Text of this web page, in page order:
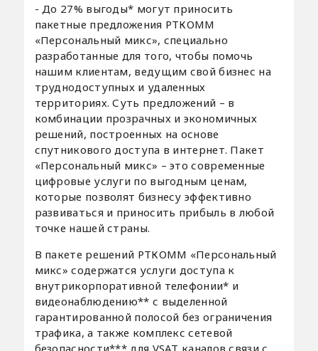
- До 27% выгоды* могут приносить
пакетные предложения РТКОММ
«Персональный микс», специально
разработанные для того, чтобы помочь
нашим клиентам, ведущим свой бизнес на
труднодоступных и удаленных
территориях. Суть предложений – в
комбинации прозрачных и экономичных
решений, построенных на основе
спутникового доступа в интернет. Пакет
«Персональный микс» – это современные
цифровые услуги по выгодным ценам,
которые позволят бизнесу эффективно
развиваться и приносить прибыль в любой
точке нашей страны.
В пакете решений РТКОММ «Персональный
микс» содержатся услуги доступа к
внутрикорпоративной телефонии* и
видеонаблюдению** с выделенной
гарантированной полосой без ограничения
трафика, а также комплекс сетевой
безопасности*** для VSAT каналов связи с